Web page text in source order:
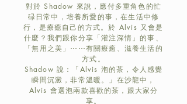
對於 Shadow 來說，應付多重角色的忙
碌日常中，培養所愛的事，在生活中修
行，是療癒自己的方式。於 Alvis 又會是
什麼？我們跟你分享「灌注深情」的事、
「無用之美」⋯⋯有關療癒、滋養生活的
方式。
Shadow 說：「Alvis 泡的茶，令人感覺
瞬間沉澱，非常溫暖。」在沙龍中，
Alvis 會選泡兩款喜歡的茶，跟大家分
享。